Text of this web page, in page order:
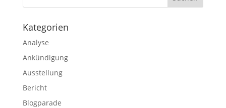
Kategorien
Analyse
Ankündigung
Ausstellung
Bericht
Blogparade